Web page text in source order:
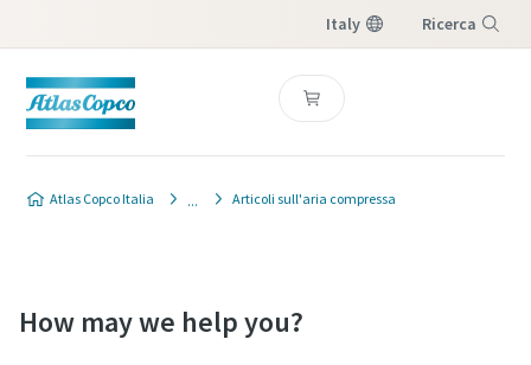
Italy Ricerca
Atlas Copco Italia Articoli sull'aria compressa
How may we help you?